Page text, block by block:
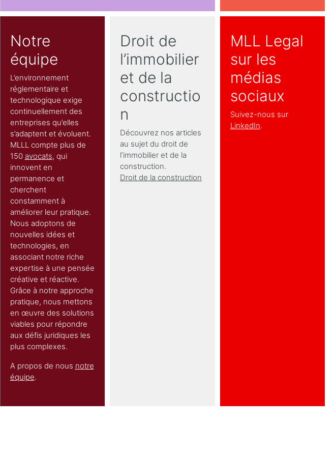
Notre
équipe
L’environnement
réglementaire et
technologique exige
continuellement des
entreprises qu’elles
s’adaptent et évoluent.
MLLL compte plus de
150 avocats, qui
innovent en
permanence et
cherchent
constamment à
améliorer leur pratique.
Nous adoptons de
nouvelles idées et
technologies, en
associant notre riche
expertise à une pensée
créative et réactive.
Grâce à notre approche
pratique, nous mettons
en œuvre des solutions
viables pour répondre
aux défis juridiques les
plus complexes.
A propos de nous notre
équipe.
Droit de
l’immobilier
et de la
constructio
n
Découvrez nos articles
au sujet du droit de
l’immobilier et de la
construction.
Droit de la construction
MLL Legal
sur les
médias
sociaux
Suivez-nous sur
LinkedIn.